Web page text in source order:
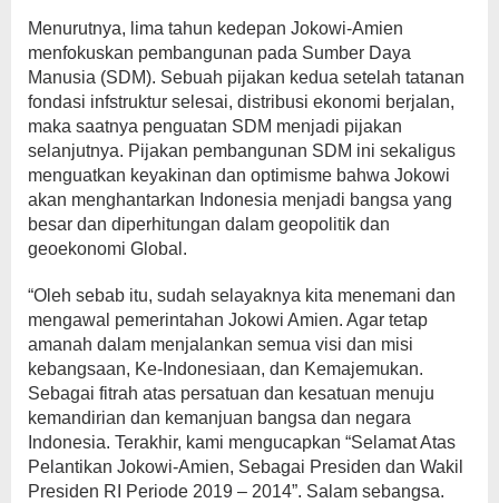
Menurutnya, lima tahun kedepan Jokowi-Amien
menfokuskan pembangunan pada Sumber Daya
Manusia (SDM). Sebuah pijakan kedua setelah tatanan
fondasi infstruktur selesai, distribusi ekonomi berjalan,
maka saatnya penguatan SDM menjadi pijakan
selanjutnya. Pijakan pembangunan SDM ini sekaligus
menguatkan keyakinan dan optimisme bahwa Jokowi
akan menghantarkan Indonesia menjadi bangsa yang
besar dan diperhitungan dalam geopolitik dan
geoekonomi Global.
“Oleh sebab itu, sudah selayaknya kita menemani dan
mengawal pemerintahan Jokowi Amien. Agar tetap
amanah dalam menjalankan semua visi dan misi
kebangsaan, Ke-Indonesiaan, dan Kemajemukan.
Sebagai fitrah atas persatuan dan kesatuan menuju
kemandirian dan kemanjuan bangsa dan negara
Indonesia. Terakhir, kami mengucapkan “Selamat Atas
Pelantikan Jokowi-Amien, Sebagai Presiden dan Wakil
Presiden RI Periode 2019 – 2014”. Salam sebangsa.